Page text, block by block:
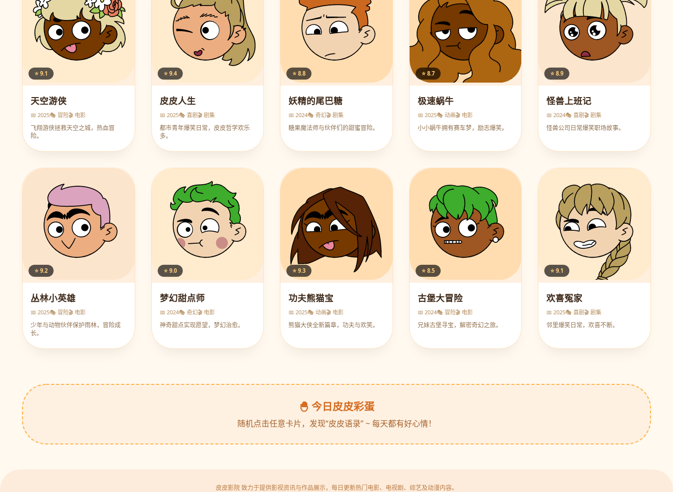
⭐ 9.1
天空游侠
📅 2025🎭 冒险🎬 电影
飞翔游侠拯救天空之城，热血冒
险。
⭐ 9.4
皮皮人生
📅 2025🎭 喜剧🎬 剧集
都市青年爆笑日常，皮皮哲学欢乐
多。
⭐ 8.8
妖精的尾巴糖
📅 2024🎭 奇幻🎬 剧集
糖果魔法师与伙伴们的甜蜜冒险。
⭐ 8.7
极速蜗牛
📅 2025🎭 动画🎬 电影
小小蜗牛拥有赛车梦，励志爆笑。
⭐ 8.9
怪兽上班记
📅 2024🎭 喜剧🎬 剧集
怪兽公司日常爆笑职场故事。
⭐ 9.2
丛林小英雄
📅 2025🎭 冒险🎬 电影
少年与动物伙伴保护雨林，冒险成
长。
⭐ 9.0
梦幻甜点师
📅 2024🎭 奇幻🎬 电影
神奇甜点实现愿望，梦幻治愈。
⭐ 9.3
功夫熊猫宝
📅 2025🎭 动画🎬 电影
熊猫大侠全新篇章，功夫与欢笑。
⭐ 8.5
古堡大冒险
📅 2024🎭 冒险🎬 电影
兄妹古堡寻宝，解密奇幻之旅。
⭐ 9.1
欢喜冤家
📅 2025🎭 喜剧🎬 剧集
邻里爆笑日常，欢喜不断。
🐣 今日皮皮彩蛋
随机点击任意卡片，发现“皮皮语录” ~ 每天都有好心情！
皮皮影院 致力于提供影视资讯与作品展示，每日更新热门电影、电视剧、综艺及动漫内容。